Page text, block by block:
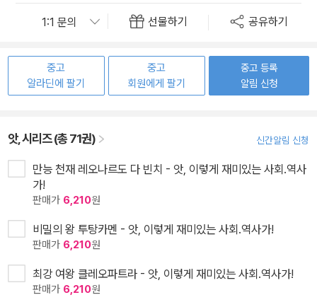
선물하기 공유하기
중고
알라딘에 팔기
중고
회원에게 팔기
중고 등록
알림 신청
앗, 시리즈 (총 71권) 신간알림 신청
만능 천재 레오나르도 다 빈치 - 앗, 이렇게 재미있는 사회.역사
가!
판매가 6,210원
비밀의 왕 투탕카멘 - 앗, 이렇게 재미있는 사회.역사가!
판매가 6,210원
최강 여왕 클레오파트라 - 앗, 이렇게 재미있는 사회.역사가!
판매가 6,210원